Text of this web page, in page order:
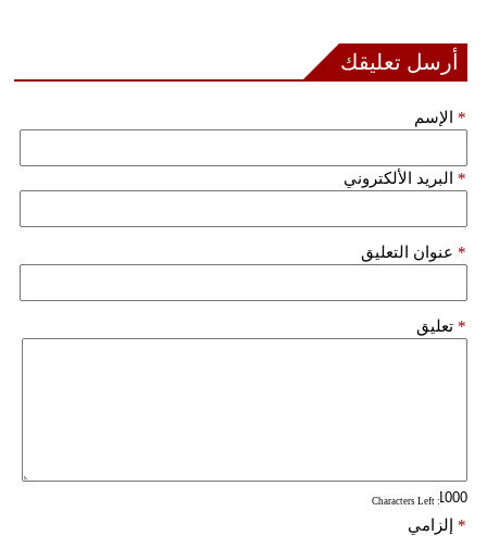
أرسل تعليقك
الإسم *
البريد الألكتروني *
عنوان التعليق *
تعليق *
: Characters Left
إلزامي *